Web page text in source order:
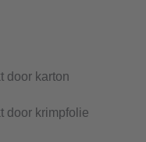
door karton
door krimpfolie